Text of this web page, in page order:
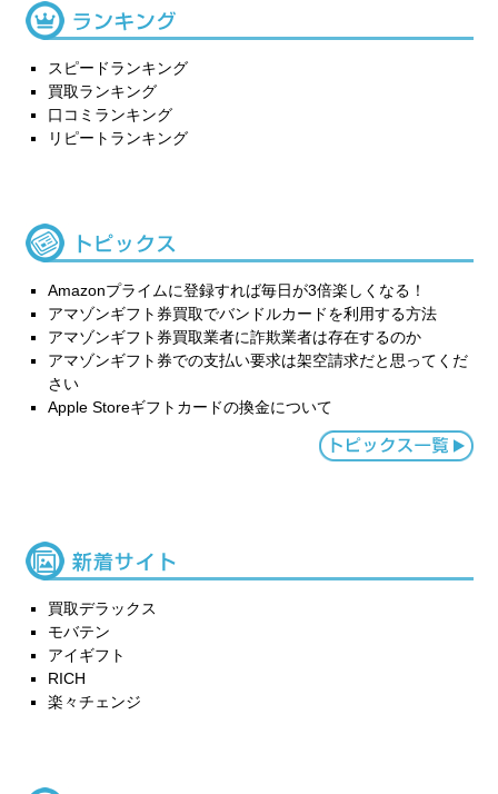
スピードランキング
買取ランキング
口コミランキング
リピートランキング
Amazonプライムに登録すれば毎日が3倍楽しくなる！
アマゾンギフト券買取でバンドルカードを利用する方法
アマゾンギフト券買取業者に詐欺業者は存在するのか
アマゾンギフト券での支払い要求は架空請求だと思ってくだ
さい
Apple Storeギフトカードの換金について
買取デラックス
モバテン
アイギフト
RICH
楽々チェンジ